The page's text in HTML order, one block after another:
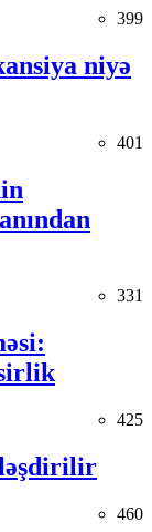
399
niyə
401
331
425
460